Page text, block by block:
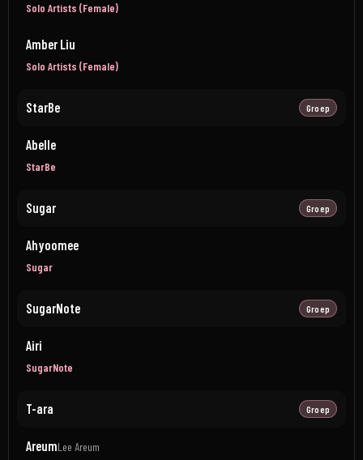
Solo Artists (Female)
Amber Liu
Solo Artists (Female)
StarBe Groep
Abelle
StarBe
Sugar Groep
Ahyoomee
Sugar
SugarNote Groep
Airi
SugarNote
T-ara Groep
AreumLee Areum